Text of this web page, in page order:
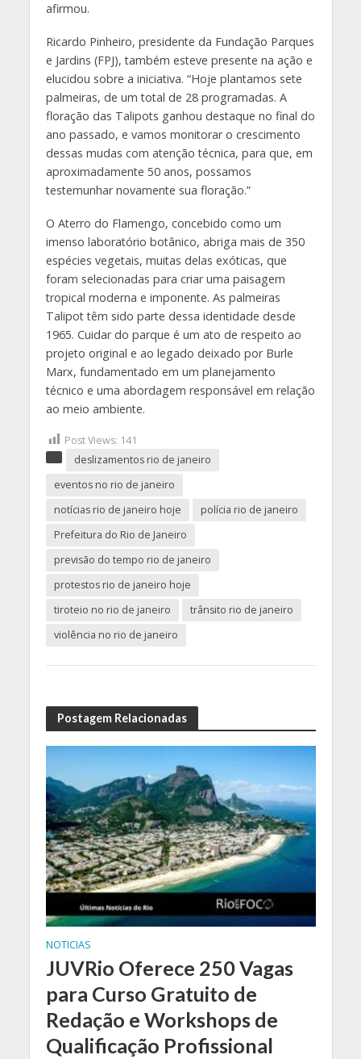
afirmou.
Ricardo Pinheiro, presidente da Fundação Parques
e Jardins (FPJ), também esteve presente na ação e
elucidou sobre a iniciativa. “Hoje plantamos sete
palmeiras, de um total de 28 programadas. A
floração das Talipots ganhou destaque no final do
ano passado, e vamos monitorar o crescimento
dessas mudas com atenção técnica, para que, em
aproximadamente 50 anos, possamos
testemunhar novamente sua floração.”
O Aterro do Flamengo, concebido como um
imenso laboratório botânico, abriga mais de 350
espécies vegetais, muitas delas exóticas, que
foram selecionadas para criar uma paisagem
tropical moderna e imponente. As palmeiras
Talipot têm sido parte dessa identidade desde
1965. Cuidar do parque é um ato de respeito ao
projeto original e ao legado deixado por Burle
Marx, fundamentado em um planejamento
técnico e uma abordagem responsável em relação
ao meio ambiente.
Post Views: 141
deslizamentos rio de janeiro
eventos no rio de janeiro
notícias rio de janeiro hoje
polícia rio de janeiro
Prefeitura do Rio de Janeiro
previsão do tempo rio de janeiro
protestos rio de janeiro hoje
tiroteio no rio de janeiro
trânsito rio de janeiro
violência no rio de janeiro
Postagem Relacionadas
NOTICIAS
JUVRio Oferece 250 Vagas
para Curso Gratuito de
Redação e Workshops de
Qualificação Profissional